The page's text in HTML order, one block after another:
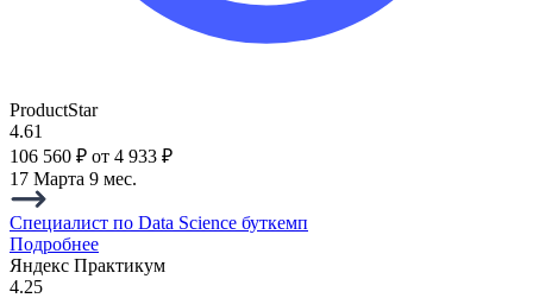
ProductStar
4.61
106 560 ₽ от 4 933 ₽
17 Марта 9 мес.
Специалист по Data Science буткемп
Подробнее
Яндекс Практикум
4.25